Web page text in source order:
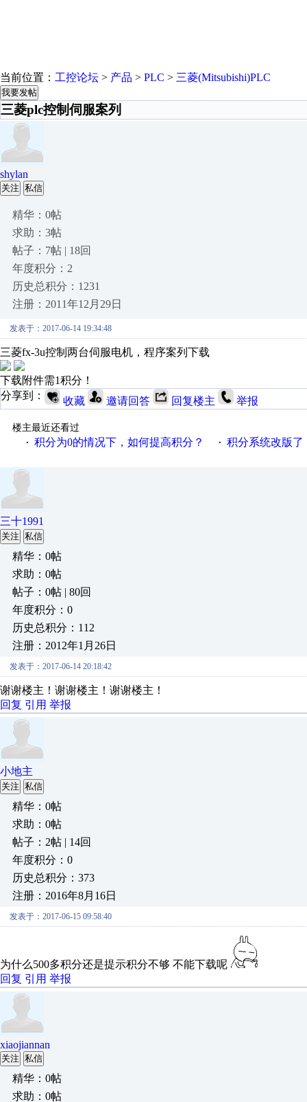
当前位置： 工控论坛 > 产品 > PLC > 三菱(Mitsubishi)PLC
我要发帖
三菱plc控制伺服案列
shylan
关注 私信
精华：0帖
求助：3帖
帖子：7帖 | 18回
年度积分：2
历史总积分：1231
注册：2011年12月29日
发表于：2017-06-14 19:34:48
三菱fx-3u控制两台伺服电机，程序案列下载
下载附件需1积分！
分享到：
收藏 邀请回答 回复楼主 举报
楼主最近还看过
· 积分为0的情况下，如何提高积分？ · 积分系统改版了，重说
三十1991
关注 私信
精华：0帖
求助：0帖
帖子：0帖 | 80回
年度积分：0
历史总积分：112
注册：2012年1月26日
发表于：2017-06-14 20:18:42
谢谢楼主！谢谢楼主！谢谢楼主！
回复 引用 举报
小地主
关注 私信
精华：0帖
求助：0帖
帖子：2帖 | 14回
年度积分：0
历史总积分：373
注册：2016年8月16日
发表于：2017-06-15 09:58:40
为什么500多积分还是提示积分不够 不能下载呢
回复 引用 举报
xiaojiannan
关注 私信
精华：0帖
求助：0帖